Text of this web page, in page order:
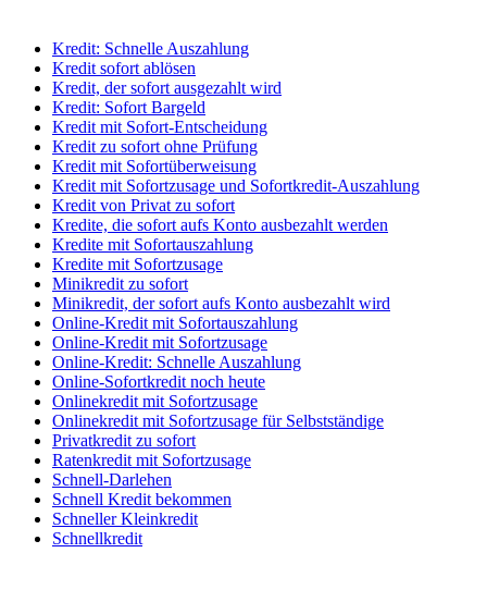
Kredit: Schnelle Auszahlung
Kredit sofort ablösen
Kredit, der sofort ausgezahlt wird
Kredit: Sofort Bargeld
Kredit mit Sofort-Entscheidung
Kredit zu sofort ohne Prüfung
Kredit mit Sofortüberweisung
Kredit mit Sofortzusage und Sofortkredit-Auszahlung
Kredit von Privat zu sofort
Kredite, die sofort aufs Konto ausbezahlt werden
Kredite mit Sofortauszahlung
Kredite mit Sofortzusage
Minikredit zu sofort
Minikredit, der sofort aufs Konto ausbezahlt wird
Online-Kredit mit Sofortauszahlung
Online-Kredit mit Sofortzusage
Online-Kredit: Schnelle Auszahlung
Online-Sofortkredit noch heute
Onlinekredit mit Sofortzusage
Onlinekredit mit Sofortzusage für Selbstständige
Privatkredit zu sofort
Ratenkredit mit Sofortzusage
Schnell-Darlehen
Schnell Kredit bekommen
Schneller Kleinkredit
Schnellkredit